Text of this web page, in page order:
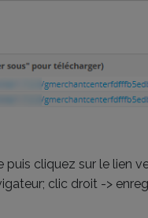
cliquez sur le lien
clic droit ->